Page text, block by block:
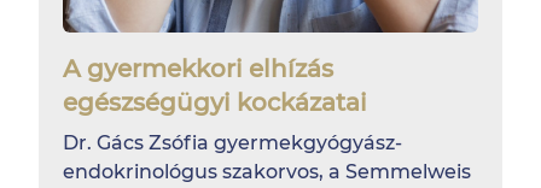
A gyermekkori elhízás
egészségügyi kockázatai
Dr. Gács Zsófia gyermekgyógyász-
endokrinológus szakorvos, a Semmelweis